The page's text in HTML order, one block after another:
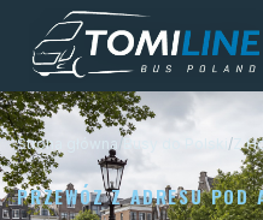
Przejdź do treści
Strona główna / / Z
PRZEWÓZ Z ADRESU POD